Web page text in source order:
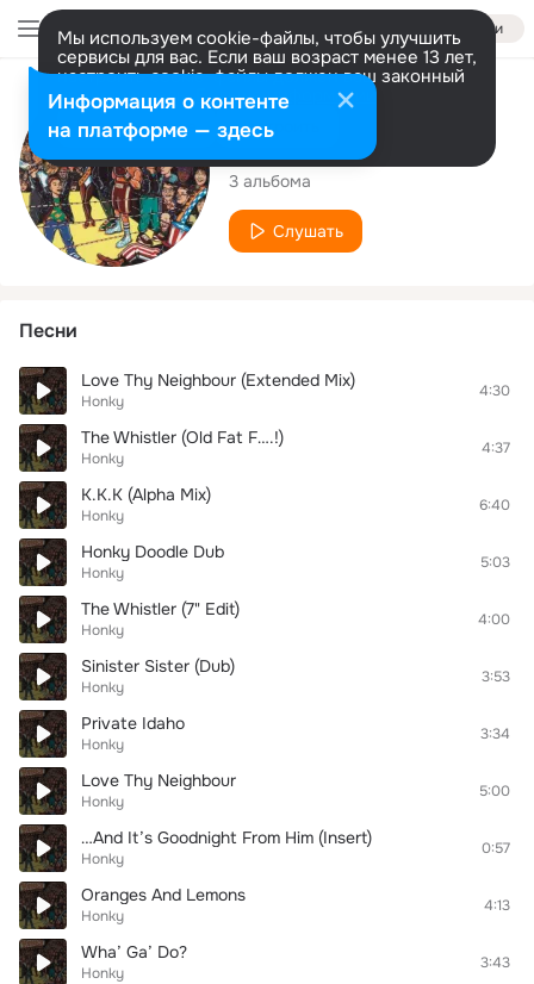
Войти
Мы используем cookie-файлы, чтобы улучшить
сервисы для вас. Если ваш возраст менее 13 лет,
настроить cookie-файлы должен ваш законный
представитель. Больше информации
Разрешить все Настроить
Исполнитель
Honky
3 альбома
Слушать
Песни
Love Thy Neighbour (Extended Mix)
Honky
4:30
The Whistler (Old Fat F….!)
Honky
4:37
K.K.K (Alpha Mix)
Honky
6:40
Honky Doodle Dub
Honky
5:03
The Whistler (7" Edit)
Honky
4:00
Sinister Sister (Dub)
Honky
3:53
Private Idaho
Honky
3:34
Love Thy Neighbour
Honky
5:00
…And It’s Goodnight From Him (Insert)
Honky
0:57
Oranges And Lemons
Honky
4:13
Wha’ Ga’ Do?
Honky
3:43
Информация о контенте
на платформе — здесь